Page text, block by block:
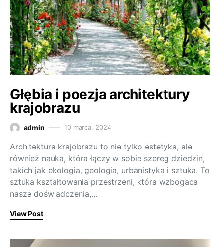
Głębia i poezja architektury
krajobrazu
admin 10 marca, 2024
Architektura krajobrazu to nie tylko estetyka, ale
również nauka, która łączy w sobie szereg dziedzin,
takich jak ekologia, geologia, urbanistyka i sztuka. To
sztuka kształtowania przestrzeni, która wzbogaca
nasze doświadczenia,…
View Post